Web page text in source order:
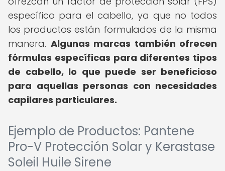
específico para el cabello, ya que no todos
los productos están formulados de la misma
manera. Algunas marcas también ofrecen
fórmulas específicas para diferentes tipos
de cabello, lo que puede ser beneficioso
para aquellas personas con necesidades
capilares particulares.
Ejemplo de Productos: Pantene
Pro-V Protección Solar y Kerastase
Soleil Huile Sirene